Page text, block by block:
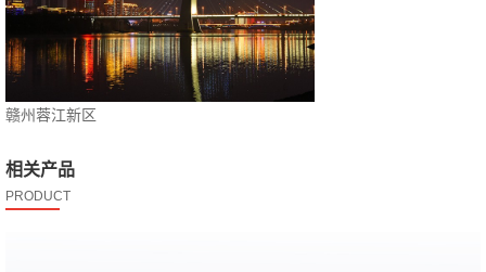
赣州蓉江新区
相关产品
PRODUCT